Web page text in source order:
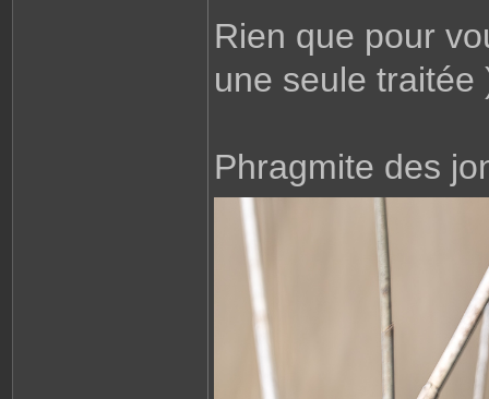
Rien que pour
une seule traitée
Phragmite des